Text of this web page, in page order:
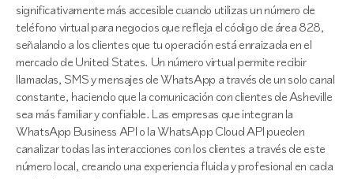
significativamente más accesible cuando utilizas un número de
teléfono virtual para negocios que refleja el código de área 828,
señalando a los clientes que tu operación está enraizada en el
mercado de United States. Un número virtual permite recibir
llamadas, SMS y mensajes de WhatsApp a través de un solo canal
constante, haciendo que la comunicación con clientes de Asheville
sea más familiar y confiable. Las empresas que integran la
WhatsApp Business API o la WhatsApp Cloud API pueden
canalizar todas las interacciones con los clientes a través de este
número local, creando una experiencia fluida y profesional en cada